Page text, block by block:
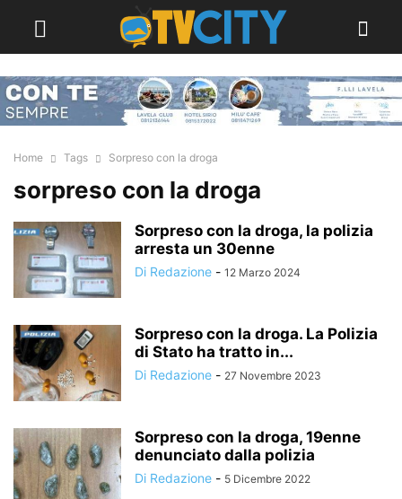
Home Tags Sorpreso con la droga
sorpreso con la droga
Sorpreso con la droga, la polizia
arresta un 30enne
Di Redazione - 12 Marzo 2024
Sorpreso con la droga. La Polizia
di Stato ha tratto in...
Di Redazione - 27 Novembre 2023
Sorpreso con la droga, 19enne
denunciato dalla polizia
Di Redazione - 5 Dicembre 2022